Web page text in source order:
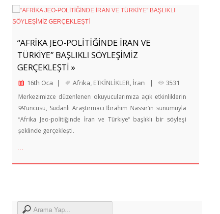
“AFRİKA JEO-POLİTİĞİNDE İRAN VE
TÜRKİYE” BAŞLIKLI SÖYLEŞİMİZ
GERÇEKLEŞTİ »
16th Oca | Afrika ETKİNLİKLER İran | 3531
Merkezimizce düzenlenen okuyucularımıza açık etkinliklerin
99’uncusu, Sudanlı Araştırmacı İbrahim Nassır’ın sunumuyla
“Afrika Jeo-politiğinde İran ve Türkiye” başlıklı bir söyleşi
şeklinde gerçekleşti.
…